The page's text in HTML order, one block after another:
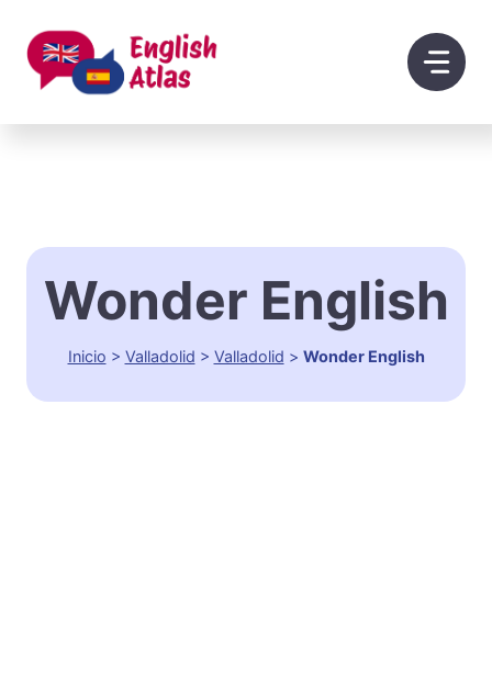
contenido
Wonder English
Inicio > Valladolid > Valladolid > Wonder English